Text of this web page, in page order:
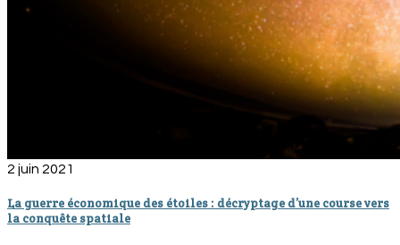
2 juin 2021
La guerre économique des étoiles : décryptage d’une course vers
la conquête spatiale